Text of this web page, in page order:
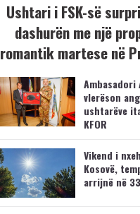
Ushtari i FSK-së
dashurën me një
romantik martese në
vlerëson
ushtarëve
KFOR
Vikend i
Kosovë,
arrijnë në